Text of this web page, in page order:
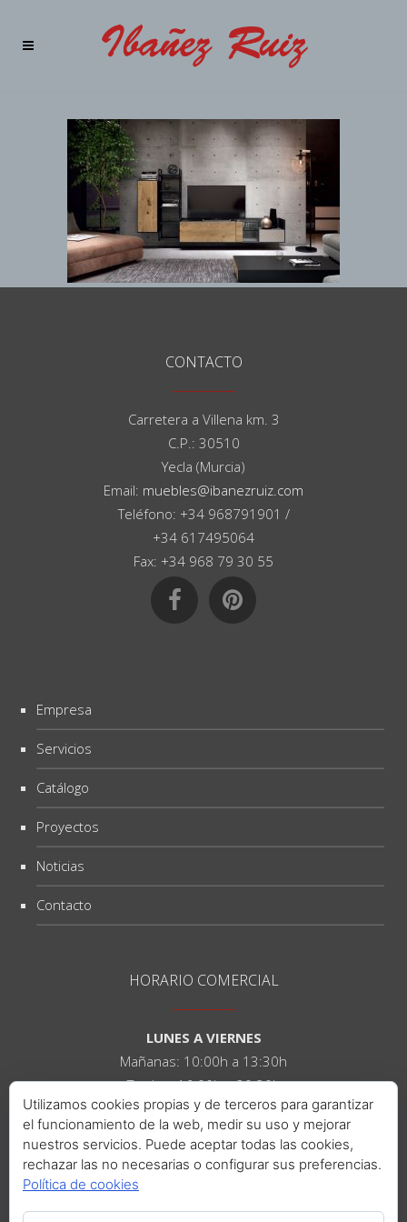
CONTACTO
Carretera a Villena km. 3
C.P.: 30510
Yecla (Murcia)
Email: muebles@ibanezruiz.com
Teléfono: +34 968791901 /
+34 617495064
Fax: +34 968 79 30 55
Empresa
Servicios
Catálogo
Proyectos
Noticias
Contacto
HORARIO COMERCIAL
LUNES A VIERNES
Mañanas: 10:00h a 13:30h
Tardes: 16:00h a 20:30h
SÁBADOS
Mañanas: 10:00h a 14:00h
Tardes: 16:00h a 21:00h
Utilizamos cookies propias y de terceros para garantizar
el funcionamiento de la web, medir su uso y mejorar
nuestros servicios. Puede aceptar todas las cookies,
rechazar las no necesarias o configurar sus preferencias.
Política de cookies